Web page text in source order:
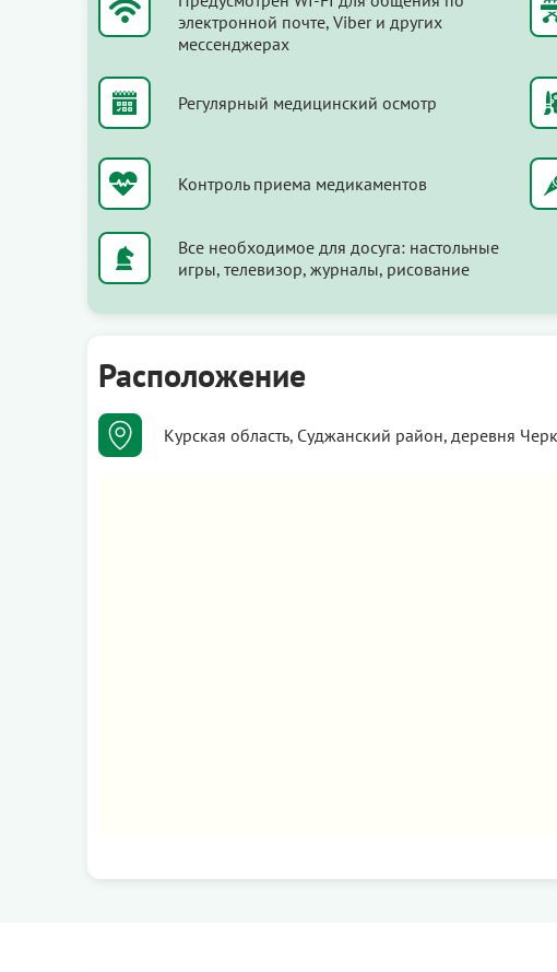
электронной почте, Viber и других
мессенджерах
Регулярный медицинский осмотр
Контроль приема медикаментов
Все необходимое для досуга: настольные
игры, телевизор, журналы, рисование
Расположение
Курская область, Суджанский район, деревня